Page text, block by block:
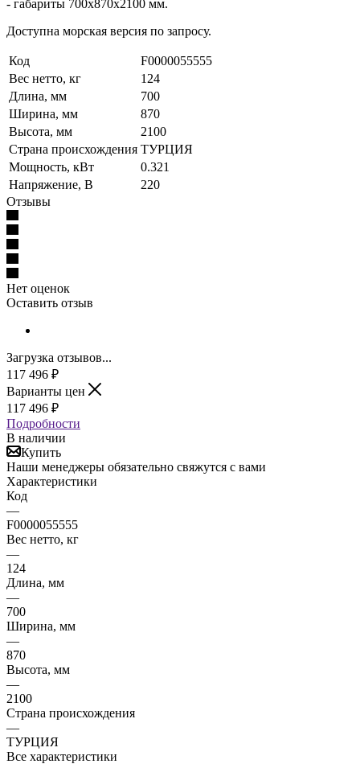
- габариты 700x870x2100 мм.
Доступна морская версия по запросу.
Код
F0000055555
Вес нетто, кг
124
Длина, мм
700
Ширина, мм
870
Высота, мм
2100
Страна происхождения ТУРЦИЯ
Мощность, кВт
0.321
Напряжение, В
220
Отзывы
Нет оценок
Оставить отзыв
Загрузка отзывов...
117 496 ₽
Варианты цен
117 496 ₽
Подробности
В наличии
Купить
Наши менеджеры обязательно свяжутся с вами
Характеристики
Код
—
F0000055555
Вес нетто, кг
—
124
Длина, мм
—
700
Ширина, мм
—
870
Высота, мм
—
2100
Страна происхождения
—
ТУРЦИЯ
Все характеристики